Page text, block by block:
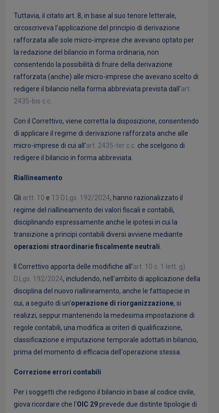
Tuttavia, il citato art. 8, in base al suo tenore letterale,
circoscriveva l'applicazione del principio di derivazione
rafforzata alle sole micro-imprese che avevano optato per
la redazione del bilancio in forma ordinaria, non
consentendo la possibilità di fruire della derivazione
rafforzata (anche) alle micro-imprese che avevano scelto di
redigere il bilancio nella forma abbreviata prevista dall'art.
2435-bis c.c.
Con il Correttivo, viene corretta la disposizione, consentendo
di applicare il regime di derivazione rafforzata anche alle
micro-imprese di cui all'art. 2435-ter c.c. che scelgono di
redigere il bilancio in forma abbreviata.
Riallineamento
Gli artt. 10 e 13 D.Lgs. 192/2024, hanno razionalizzato il
regime del riallineamento dei valori fiscali e contabili,
disciplinando espressamente anche le ipotesi in cui la
transizione a principi contabili diversi avviene mediante
operazioni straordinarie fiscalmente neutrali
Il Correttivo apporta delle modifiche all'art. 10 c. 1 lett. g)
D.Lgs. 192/2024, includendo, nell'ambito di applicazione della
disciplina del nuovo riallineamento, anche le fattispecie in
cui, a seguito di un'operazione di riorganizzazione, si
realizzi, seppur mantenendo la medesima impostazione di
regole contabili, una modifica ai criteri di qualificazione,
classificazione e imputazione temporale adottati in bilancio,
prima del momento di efficacia dell'operazione stessa.
Correzione errori contabili
Per i soggetti che redigono il bilancio in base al codice civile,
giova ricordare che l'OIC 29prevede due distinte tipologie di